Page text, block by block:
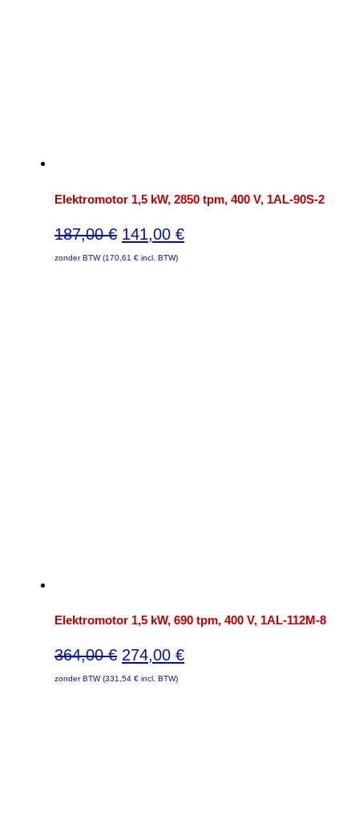
Elektromotor 1,5 kW, 2850 tpm, 400 V, 1AL-90S-2
187,00€ Oorspronkelijke
prijs
141,00 €Huidige
zonder BTW (170,61 € incl. BTW)
Elektromotor 1,5 kW, 690 tpm, 400 V, 1AL-112M-8
364,00€ Oorspronkelijke
prijs
274,00 €Huidige
zonder BTW (331,54 € incl. BTW)